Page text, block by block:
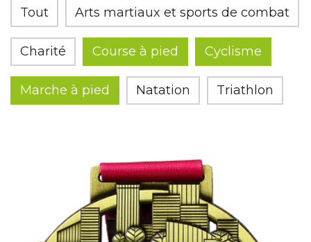
Tout Arts martiaux et sports de combat
Charité Course à pied Cyclisme
Marche à pied Natation Triathlon